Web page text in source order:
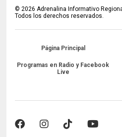
©2026 Adrenalina Informativo
Todos los derechos reservados.
Página Principal
Programas en Radio y Facebook
Live